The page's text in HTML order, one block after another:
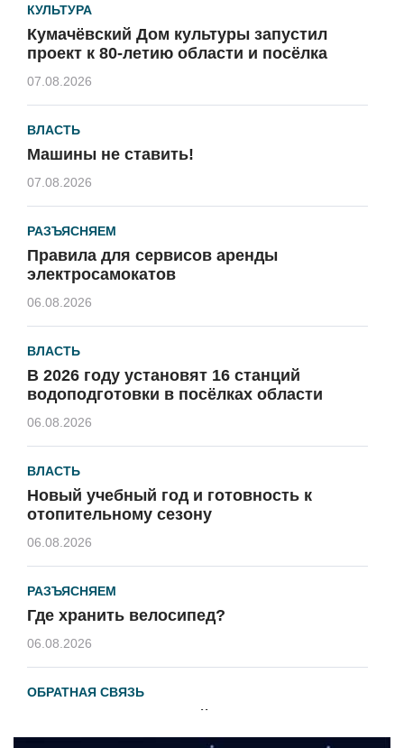
КУЛЬТУРА
Кумачёвский Дом культуры запустил
проект к 80-летию области и посёлка
07.08.2026
ВЛАСТЬ
Машины не ставить!
07.08.2026
РАЗЪЯСНЯЕМ
Правила для сервисов аренды
электросамокатов
06.08.2026
ВЛАСТЬ
В 2026 году установят 16 станций
водоподготовки в посёлках области
06.08.2026
ВЛАСТЬ
Новый учебный год и готовность к
отопительному сезону
06.08.2026
РАЗЪЯСНЯЕМ
Где хранить велосипед?
06.08.2026
ОБРАТНАЯ СВЯЗЬ
Администрация онлайн